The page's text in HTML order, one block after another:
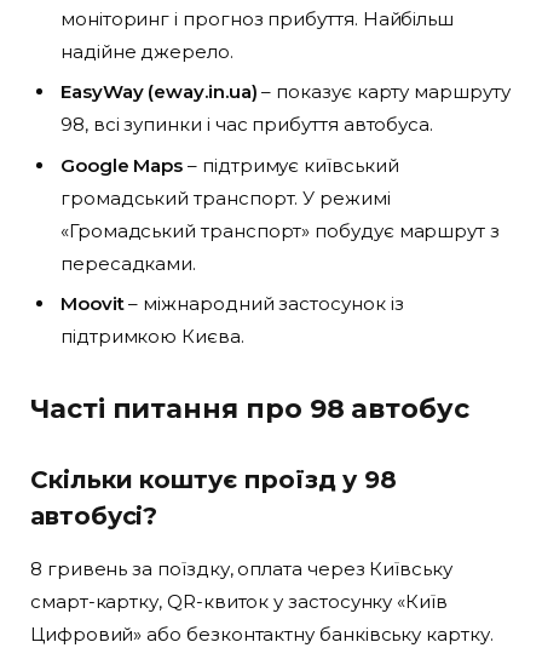
моніторинг і прогноз прибуття. Найбільш
надійне джерело.
EasyWay (eway.in.ua) – показує карту маршруту
98, всі зупинки і час прибуття автобуса.
Google Maps – підтримує київський
громадський транспорт. У режимі
«Громадський транспорт» побудує маршрут з
пересадками.
Moovit– міжнародний застосунок із
підтримкою Києва.
Часті питання про 98 автобус
Скільки коштує проїзд у 98
автобусі?
8 гривень за поїздку, оплата через Київську
смарт-картку, QR-квиток у застосунку «Київ
Цифровий» або безконтактну банківську картку.